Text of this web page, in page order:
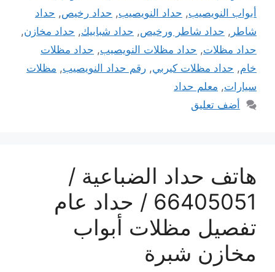
أبواب النويصيب, حداد النويصيب, حداد رخيص, حداد
شاطر , حداد شاطر ورخيص, حداد شبابيك, حداد مخازن,
حداد مظلات, حداد مظلات النويصيب, حداد مظلات
خام, حداد مظلات كيربي, رقم حداد النويصيب, مظلات
سيارات, معلم حداد
أضف تعليق
هاتف حداد الضباعية /
66405051 / حداد عام
تفصيل مظلات أبواب
مخازن شبرة